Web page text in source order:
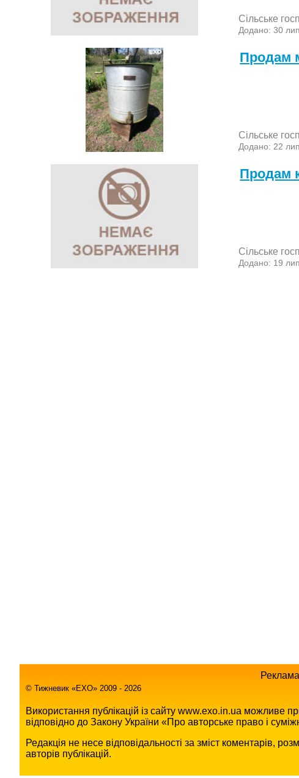
Сільське
Додано: 30
Продам
Сільське
Додано: 22
Продам
Сільське
Додано: 19
Реклама
© Тижневик «EХO» 2009 - 2026
Використання публікацій із сайту www.exo.in.ua можливе
відповідно до Закону України «Про авторське право і
Редакція не несе відповідальності за зміст коментарів,
авторів публікацій.